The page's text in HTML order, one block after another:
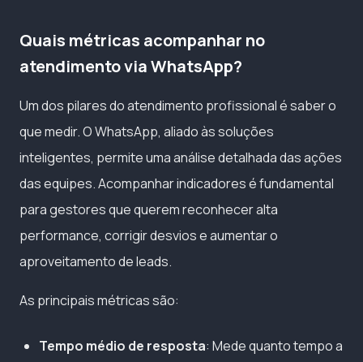
Quais métricas acompanhar no
atendimento via WhatsApp?
Um dos pilares do atendimento profissional é saber o
que medir. O WhatsApp, aliado às soluções
inteligentes, permite uma análise detalhada das ações
das equipes. Acompanhar indicadores é fundamental
para gestores que querem reconhecer alta
performance, corrigir desvios e aumentar o
aproveitamento de leads.
As principais métricas são:
Tempo médio de resposta: Mede quanto tempo a